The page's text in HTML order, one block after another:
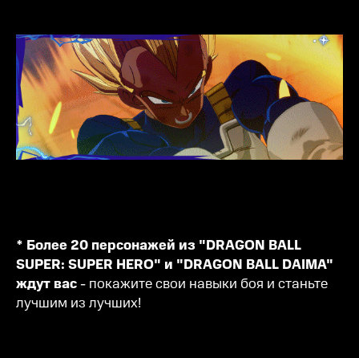
* Более 20 персонажей из "DRAGON BALL
SUPER: SUPER HERO" и "DRAGON BALL DAIMA"
ждут вас- покажите свои навыки боя и станьте
лучшим из лучших!